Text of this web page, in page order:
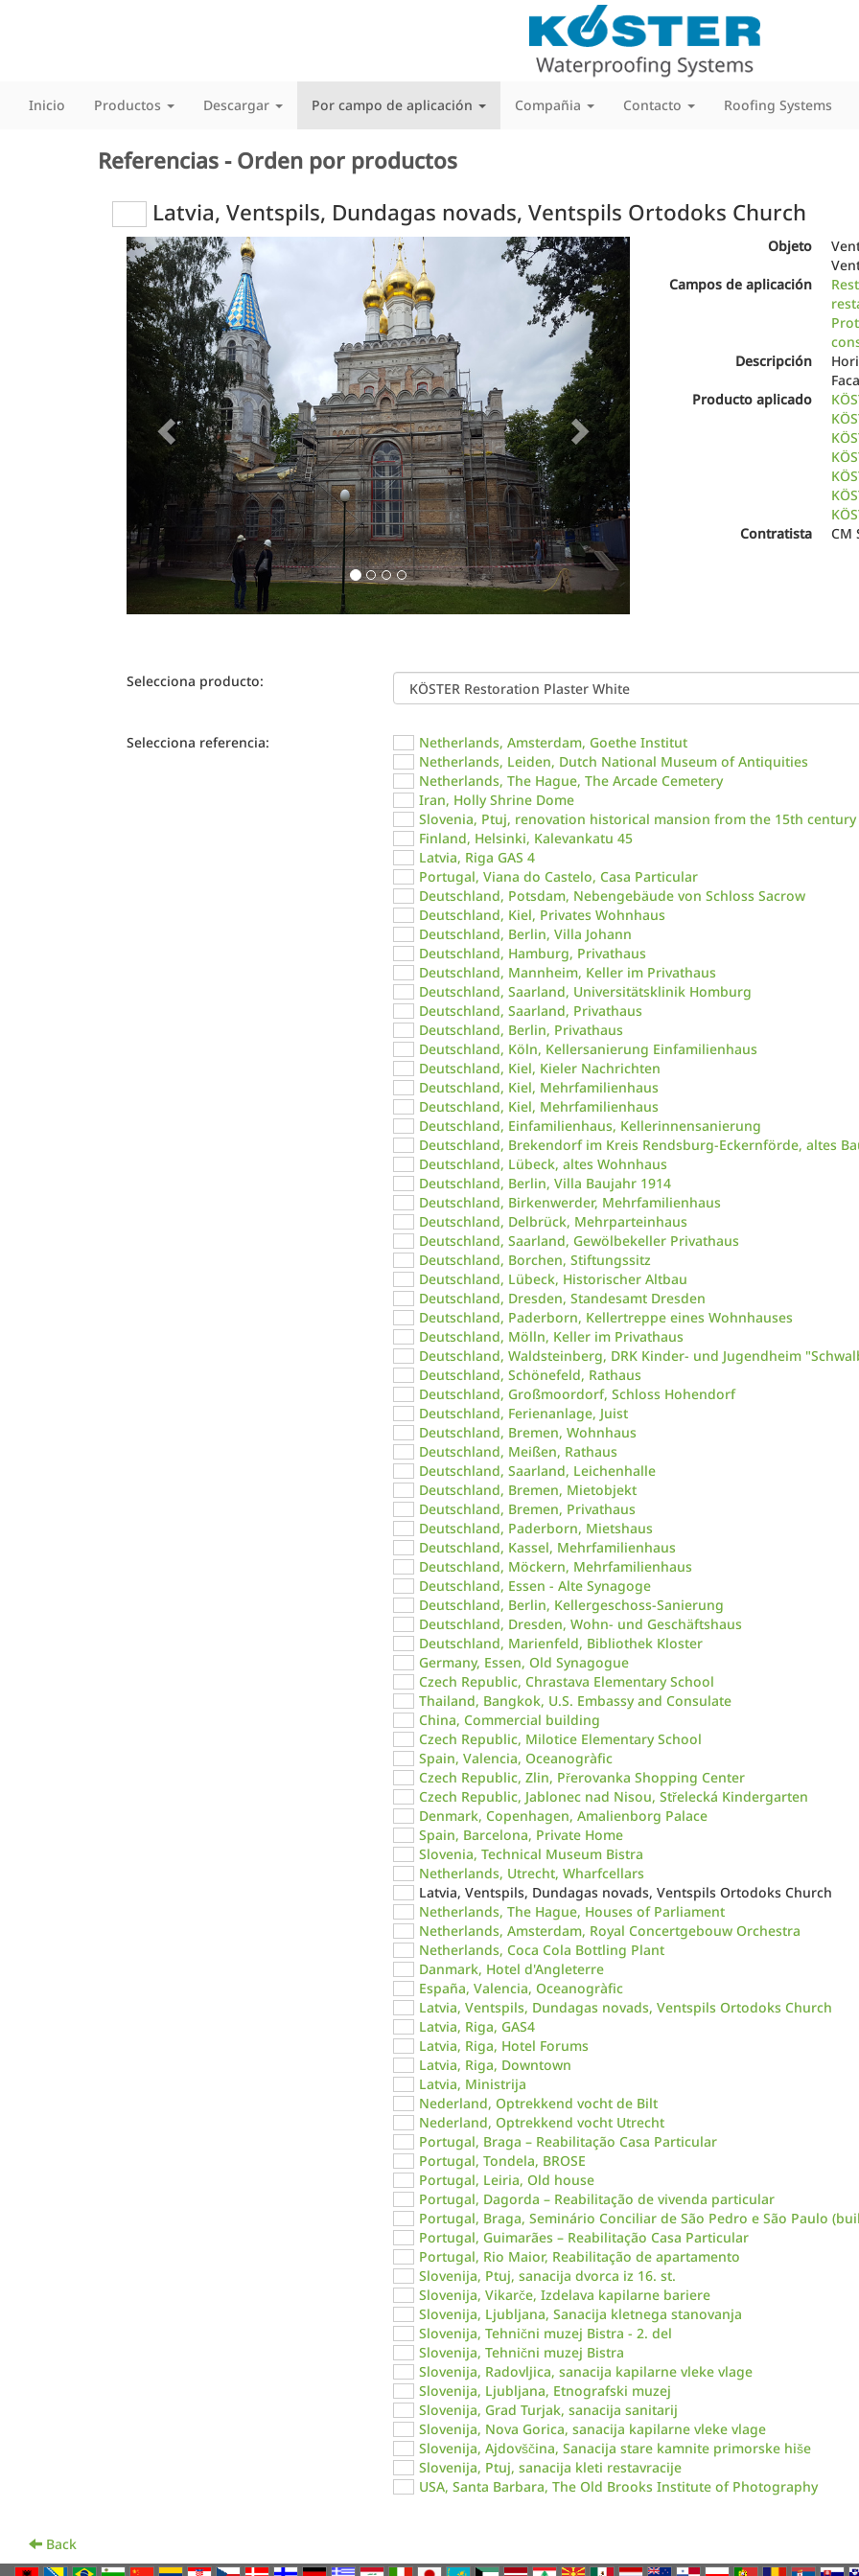
Inicio Productos Descargar Por campo de aplicación Compañia Contacto Roofing Systems
Referencias - Orden por productos
Latvia, Ventspils, Dundagas novads, Ventspils Ortodoks Church
Previous Next Objeto
Campos de aplicación
Descripción
Producto aplicado
Contratista
CM
Selecciona producto:
Selecciona referencia:
Netherlands, Amsterdam, Goethe Institut
Netherlands, Leiden, Dutch National Museum of Antiquities
Netherlands, The Hague, The Arcade Cemetery
Iran, Holly Shrine Dome
Slovenia, Ptuj, renovation historical mansion from the 15th century
Finland, Helsinki, Kalevankatu 45
Latvia, Riga GAS 4
Portugal, Viana do Castelo, Casa Particular
Deutschland, Potsdam, Nebengebäude von Schloss Sacrow
Deutschland, Kiel, Privates Wohnhaus
Deutschland, Berlin, Villa Johann
Deutschland, Hamburg, Privathaus
Deutschland, Mannheim, Keller im Privathaus
Deutschland, Saarland, Universitätsklinik Homburg
Deutschland, Saarland, Privathaus
Deutschland, Berlin, Privathaus
Deutschland, Köln, Kellersanierung Einfamilienhaus
Deutschland, Kiel, Kieler Nachrichten
Deutschland, Kiel, Mehrfamilienhaus
Deutschland, Kiel, Mehrfamilienhaus
Deutschland, Einfamilienhaus, Kellerinnensanierung
Deutschland, Brekendorf im Kreis Rendsburg-Eckernförde, altes
Deutschland, Lübeck, altes Wohnhaus
Deutschland, Berlin, Villa Baujahr 1914
Deutschland, Birkenwerder, Mehrfamilienhaus
Deutschland, Delbrück, Mehrparteinhaus
Deutschland, Saarland, Gewölbekeller Privathaus
Deutschland, Borchen, Stiftungssitz
Deutschland, Lübeck, Historischer Altbau
Deutschland, Dresden, Standesamt Dresden
Deutschland, Paderborn, Kellertreppe eines Wohnhauses
Deutschland, Mölln, Keller im Privathaus
Deutschland, Waldsteinberg, DRK Kinder- und Jugendheim
Deutschland, Schönefeld, Rathaus
Deutschland, Großmoordorf, Schloss Hohendorf
Deutschland, Ferienanlage, Juist
Deutschland, Bremen, Wohnhaus
Deutschland, Meißen, Rathaus
Deutschland, Saarland, Leichenhalle
Deutschland, Bremen, Mietobjekt
Deutschland, Bremen, Privathaus
Deutschland, Paderborn, Mietshaus
Deutschland, Kassel, Mehrfamilienhaus
Deutschland, Möckern, Mehrfamilienhaus
Deutschland, Essen - Alte Synagoge
Deutschland, Berlin, Kellergeschoss-Sanierung
Deutschland, Dresden, Wohn- und Geschäftshaus
Deutschland, Marienfeld, Bibliothek Kloster
Germany, Essen, Old Synagogue
Czech Republic, Chrastava Elementary School
Thailand, Bangkok, U.S. Embassy and Consulate
China, Commercial building
Czech Republic, Milotice Elementary School
Spain, Valencia, Oceanogràfic
Czech Republic, Zlin, Přerovanka Shopping Center
Czech Republic, Jablonec nad Nisou, Střelecká Kindergarten
Denmark, Copenhagen, Amalienborg Palace
Spain, Barcelona, Private Home
Slovenia, Technical Museum Bistra
Netherlands, Utrecht, Wharfcellars
Latvia, Ventspils, Dundagas novads, Ventspils Ortodoks Church
Netherlands, The Hague, Houses of Parliament
Netherlands, Amsterdam, Royal Concertgebouw Orchestra
Netherlands, Coca Cola Bottling Plant
Danmark, Hotel d'Angleterre
España, Valencia, Oceanogràfic
Latvia, Ventspils, Dundagas novads, Ventspils Ortodoks Church
Latvia, Riga, GAS4
Latvia, Riga, Hotel Forums
Latvia, Riga, Downtown
Latvia, Ministrija
Nederland, Optrekkend vocht de Bilt
Nederland, Optrekkend vocht Utrecht
Portugal, Braga – Reabilitação Casa Particular
Portugal, Tondela, BROSE
Portugal, Leiria, Old house
Portugal, Dagorda – Reabilitação de vivenda particular
Portugal, Braga, Seminário Conciliar de São Pedro e São Paulo
Portugal, Guimarães – Reabilitação Casa Particular
Portugal, Rio Maior, Reabilitação de apartamento
Slovenija, Ptuj, sanacija dvorca iz 16. st.
Slovenija, Vikarče, Izdelava kapilarne bariere
Slovenija, Ljubljana, Sanacija kletnega stanovanja
Slovenija, Tehnični muzej Bistra - 2. del
Slovenija, Tehnični muzej Bistra
Slovenija, Radovljica, sanacija kapilarne vleke vlage
Slovenija, Ljubljana, Etnografski muzej
Slovenija, Grad Turjak, sanacija sanitarij
Slovenija, Nova Gorica, sanacija kapilarne vleke vlage
Slovenija, Ajdovščina, Sanacija stare kamnite primorske hiše
Slovenija, Ptuj, sanacija kleti restavracije
USA, Santa Barbara, The Old Brooks Institute of Photography
Back